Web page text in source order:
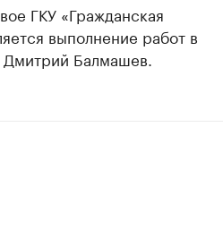
ГКУ «Гражданская
выполнение работ в
Балмашев.